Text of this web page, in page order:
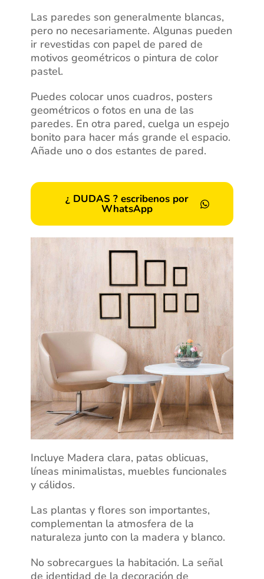
Las paredes son generalmente blancas,
pero no necesariamente. Algunas pueden
ir revestidas con papel de pared de
motivos geométricos o pintura de color
pastel.
Puedes colocar unos cuadros, posters
geométricos o fotos en una de las
paredes. En otra pared, cuelga un espejo
bonito para hacer más grande el espacio.
Añade uno o dos estantes de pared.
¿ DUDAS ? escribenos por
WhatsApp
Incluye Madera clara, patas oblicuas,
líneas minimalistas, muebles funcionales
y cálidos.
Las plantas y flores son importantes,
complementan la atmosfera de la
naturaleza junto con la madera y blanco.
No sobrecargues la habitación. La señal